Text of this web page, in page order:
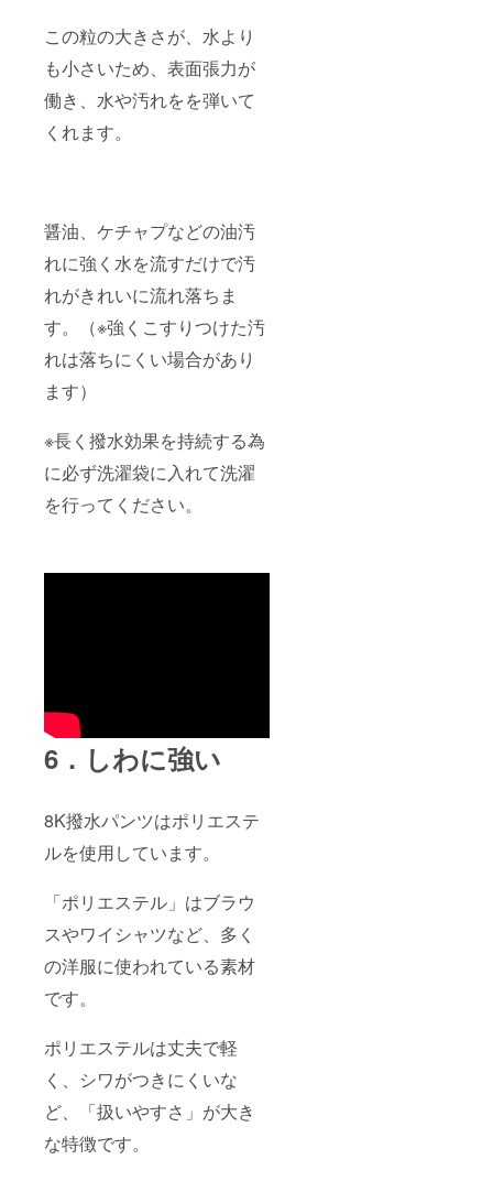
この粒の大きさが、水より
も小さいため、表面張力が
働き、水や汚れをを弾いて
くれます。
醤油、ケチャプなどの油汚
れに強く水を流すだけで汚
れがきれいに流れ落ちま
す。（※強くこすりつけた汚
れは落ちにくい場合があり
ます）
※長く撥水効果を持続する為
に必ず洗濯袋に入れて洗濯
を行ってください。
6．しわに強い
8K撥水パンツはポリエステ
ルを使用しています。
「ポリエステル」はブラウ
スやワイシャツなど、多く
の洋服に使われている素材
です。
ポリエステルは丈夫で軽
く、シワがつきにくいな
ど、「扱いやすさ」が大き
な特徴です。